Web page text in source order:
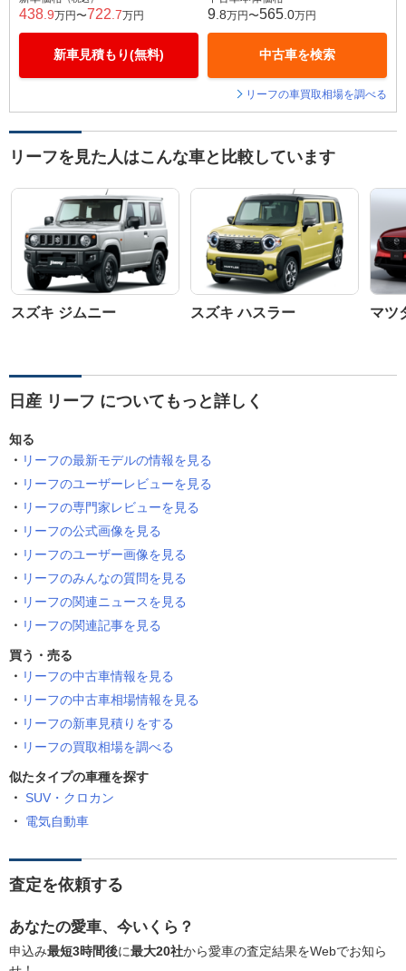
438 .9万円〜722 .7万円
新車見積もり(無料)
9 .8万円〜565 .0万円
中古車を検索
リーフの車買取相場を調べる
リーフを見た人はこんな車と比較しています
スズキ ジムニー スズキ ハスラー マツ
日産 リーフ についてもっと詳しく
知る
リーフの最新モデルの情報を見る
リーフのユーザーレビューを見る
リーフの専門家レビューを見る
リーフの公式画像を見る
リーフのユーザー画像を見る
リーフのみんなの質問を見る
リーフの関連ニュースを見る
リーフの関連記事を見る
買う・売る
リーフの中古車情報を見る
リーフの中古車相場情報を見る
リーフの新車見積りをする
リーフの買取相場を調べる
似たタイプの車種を探す
SUV・クロカン
電気自動車
査定を依頼する
あなたの愛車、今いくら？
申込み最短3時間後に最大20社から愛車の査定結果をWebでお知ら